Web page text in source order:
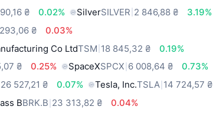
₴ 0.02% SilverSILVER 2 846,88 ₴
3.19%
₴
0.03%
Co LtdTSM 18 845,32 ₴
0.19%
₴ 0.25% SpaceXSPCX 6 008,64 ₴
0.73%
26 527,21 ₴ 0.07% Tesla, Inc.TSLA 14 724,57 ₴
BBRK.B 23 313,82 ₴
0.04%